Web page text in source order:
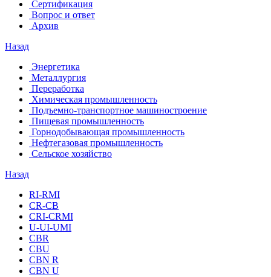
Сертификация
Вопрос и ответ
Архив
Назад
Энергетика
Металлургия
Переработка
Химическая промышленность
Подъемно-транспортное машиностроение
Пищевая промышленность
Горнодобывающая промышленность
Нефтегазовая промышленность
Сельское хозяйство
Назад
RI-RMI
CR-CB
СRI-СRMI
U-UI-UMI
CBR
CBU
CBN R
CBN U